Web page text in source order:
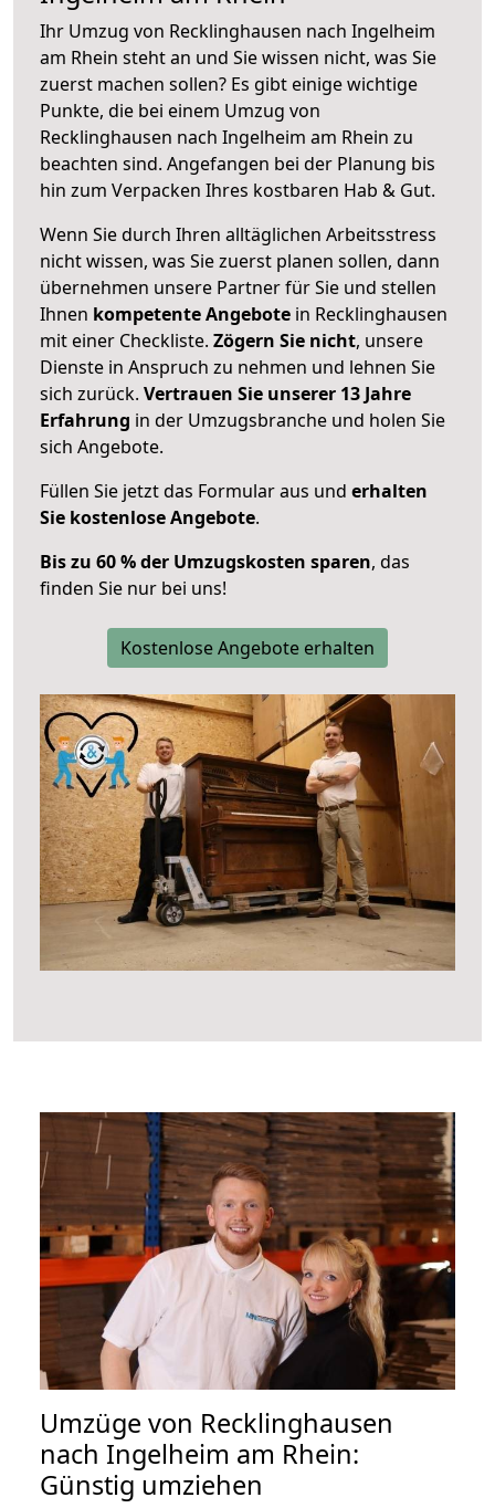
Ihr Umzug von Recklinghausen nach Ingelheim
am Rhein steht an und Sie wissen nicht, was Sie
zuerst machen sollen? Es gibt einige wichtige
Punkte, die bei einem Umzug von
Recklinghausen nach Ingelheim am Rhein zu
beachten sind. Angefangen bei der Planung bis
hin zum Verpacken Ihres kostbaren Hab & Gut.
Wenn Sie durch Ihren alltäglichen Arbeitsstress
nicht wissen, was Sie zuerst planen sollen, dann
übernehmen unsere Partner für Sie und stellen
Ihnen kompetente Angebote in Recklinghausen
mit einer Checkliste. Zögern Sie nicht, unsere
Dienste in Anspruch zu nehmen und lehnen Sie
sich zurück. Vertrauen Sie unserer 13 Jahre
Erfahrung in der Umzugsbranche und holen Sie
sich Angebote.
Füllen Sie jetzt das Formular aus und erhalten
Sie kostenlose Angebote.
Bis zu 60 % der Umzugskosten sparen, das
finden Sie nur bei uns!
Kostenlose Angebote erhalten
Umzüge von Recklinghausen
nach Ingelheim am Rhein:
Günstig umziehen